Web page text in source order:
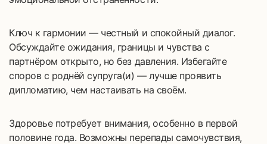
Ключ к гармонии — честный и спокойный диалог.
Обсуждайте ожидания, границы и чувства с
партнёром открыто, но без давления. Избегайте
споров с роднёй супруга(и) — лучше проявить
дипломатию, чем настаивать на своём.
Здоровье потребует внимания, особенно в первой
половине года. Возможны перепады самочувствия,